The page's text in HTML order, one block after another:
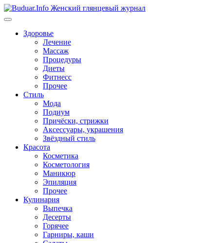
Перейти
к
Здоровье
Лечение
Массаж
Процедуры
Диеты
Фитнесс
Прочее
Стиль
Мода
Подиум
Причёски, стрижки
Аксессуары, украшения
Звёздный стиль
Красота
Косметика
Косметология
Маникюр
Эпиляция
Прочее
Кулинария
Выпечка
Десерты
Горячее
Гарниры, каши